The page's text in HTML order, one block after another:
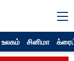
உலகம் சினிமா